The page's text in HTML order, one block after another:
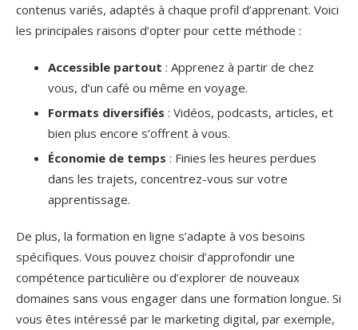
contenus variés, adaptés à chaque profil d’apprenant. Voici
les principales raisons d’opter pour cette méthode :
Accessible partout : Apprenez à partir de chez
vous, d’un café ou même en voyage.
Formats diversifiés : Vidéos, podcasts, articles, et
bien plus encore s’offrent à vous.
Économie de temps : Finies les heures perdues
dans les trajets, concentrez-vous sur votre
apprentissage.
De plus, la formation en ligne s’adapte à vos besoins
spécifiques. Vous pouvez choisir d’approfondir une
compétence particulière ou d’explorer de nouveaux
domaines sans vous engager dans une formation longue. Si
vous êtes intéressé par le marketing digital, par exemple,